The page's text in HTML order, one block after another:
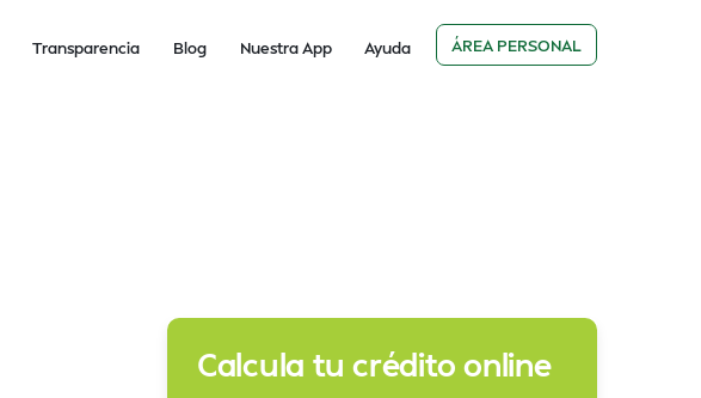
Transparencia Blog Nuestra App Ayuda ÁREA PERSONAL
Calcula tu crédito online